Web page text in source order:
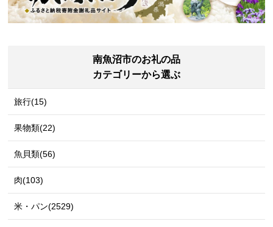
南魚沼市のお礼の品
カテゴリーから選ぶ
旅行(15)
果物類(22)
魚貝類(56)
肉(103)
米・パン(2529)